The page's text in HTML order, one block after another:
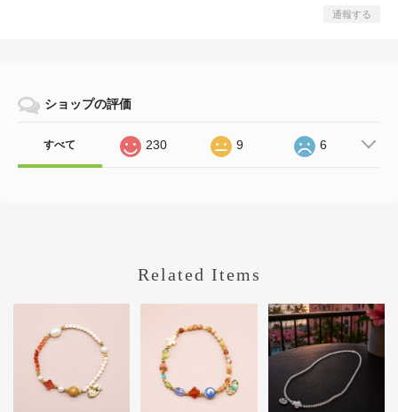
通報する
ショップの評価
すべて 230 9 6
Related Items